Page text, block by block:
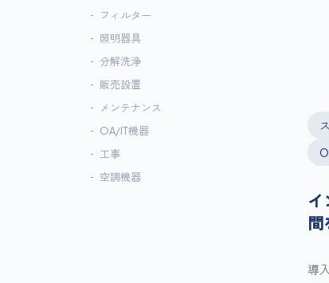
イ
間
導
フィルター
照明器具
分解洗浄
販売設置
メンテナンス
OA/IT機器
工事
空調機器